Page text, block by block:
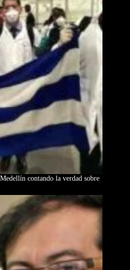
contando la verdad sobre